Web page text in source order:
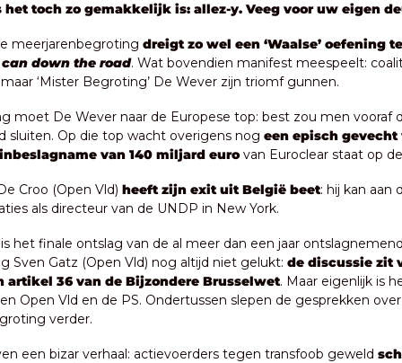
het toch zo gemakkelijk is: allez-y. Veeg voor uw eigen
meerjarenbegroting
down the road. Wat bovendien manifest meespeelt:
‘Mister Begroting’ De Wever zijn triomf gunnen.
moet De Wever naar de Europese top: best zou men vooraf
sluiten. Op die top wacht overigens nog een episch gevecht
van 140 miljard euro van Euroclear staat op
Croo (Open Vld) heeft zijn exit uit België beet: hij kan aan
als directeur van de UNDP in New York.
het finale ontslag van de al meer dan een jaar
Sven Gatz (Open Vld) nog altijd niet gelukt: de discussie zit
artikel 36 van de Bijzondere Brusselwet. Maar eigenlijk is
Open Vld en de PS. Ondertussen slepen de gesprekken
verder.
een bizar verhaal: actievoerders tegen transfoob geweld